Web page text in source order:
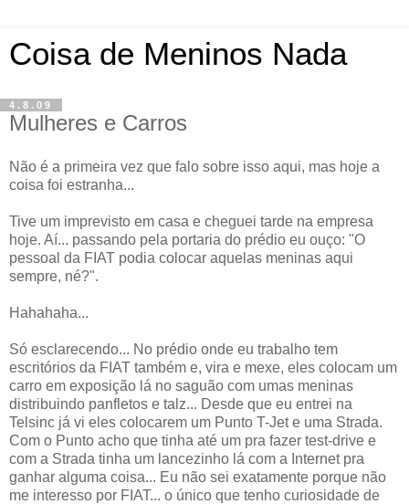
Coisa de Meninos Nada
4.8.09
Mulheres e Carros
Não é a primeira vez que falo sobre isso aqui, mas hoje a
coisa foi estranha...
Tive um imprevisto em casa e cheguei tarde na empresa
hoje. Aí... passando pela portaria do prédio eu ouço: "O
pessoal da FIAT podia colocar aquelas meninas aqui
sempre, né?".
Hahahaha...
Só esclarecendo... No prédio onde eu trabalho tem
escritórios da FIAT também e, vira e mexe, eles colocam um
carro em exposição lá no saguão com umas meninas
distribuindo panfletos e talz... Desde que eu entrei na
Telsinc já vi eles colocarem um Punto T-Jet e uma Strada.
Com o Punto acho que tinha até um pra fazer test-drive e
com a Strada tinha um lancezinho lá com a Internet pra
ganhar alguma coisa... Eu não sei exatamente porque não
me interesso por FIAT... o único que tenho curiosidade de